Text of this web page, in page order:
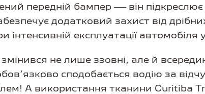
передній бампер — він підкреслює
додатковий захист від
експлуатації автомобіля
не лише ззовні, але й
сподобається водію за
А використання тканини Curitiba